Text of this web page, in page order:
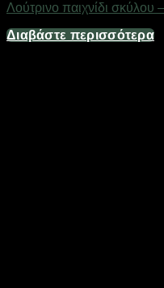
Λούτρινο παιχνίδι
Διαβάστε περισσότερα